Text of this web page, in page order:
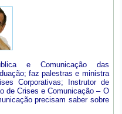
e Comunicação das
faz palestras e ministra
Corporativas; Instrutor de
de Crises e Comunicação – O
precisam saber sobre